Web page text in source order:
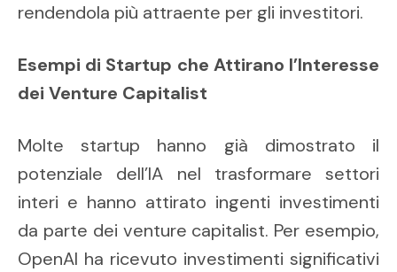
rendendola più attraente per gli investitori.
Esempi di Startup che Attirano l’Interesse
dei Venture Capitalist
Molte startup hanno già dimostrato il
potenziale dell’IA nel trasformare settori
interi e hanno attirato ingenti investimenti
da parte dei venture capitalist. Per esempio,
OpenAI ha ricevuto investimenti significativi